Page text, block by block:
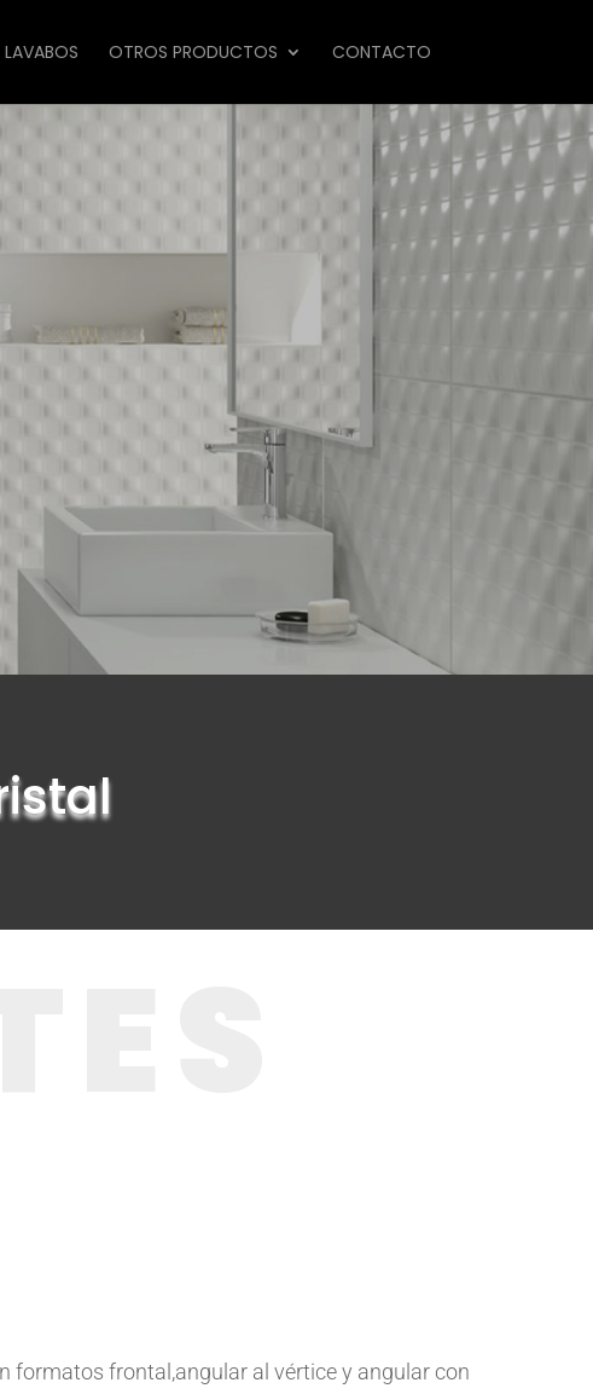
LAVABOS OTROS PRODUCTOS CONTACTO
formatos frontal,angular al vértice y angular con